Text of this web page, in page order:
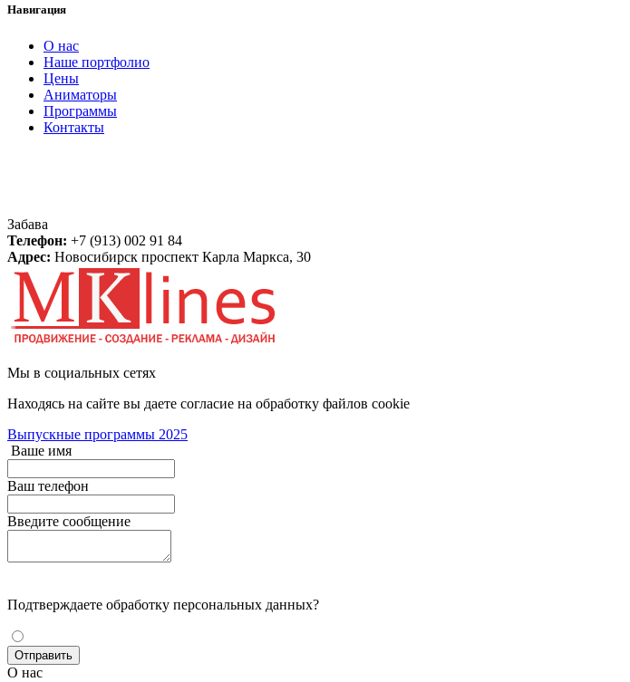
Навигация
О нас
Наше портфолио
Цены
Аниматоры
Программы
Контакты
Забава
Телефон: +7 (913) 002 91 84
Адрес: Новосибирск проспект Карла Маркса, 30
Мы в социальных сетях
Находясь на сайте вы даете согласие на обработку файлов cookie
Выпускные программы 2025
Ваше имя
Ваш телефон
Введите сообщение
Подтверждаете обработку персональных данных?
О нас